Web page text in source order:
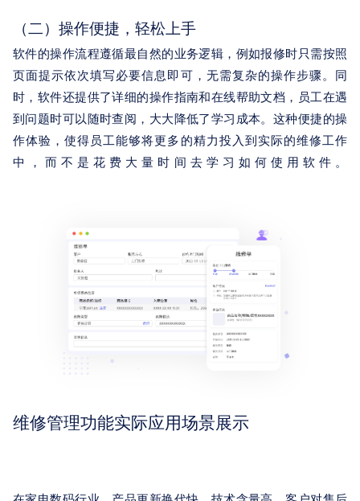
（二）操作便捷，轻松上手
软件的操作流程遵循最自然的业务逻辑，例如报修时只需按照
页面提示依次填写必要信息即可，无需复杂的操作步骤。同
时，软件还提供了详细的操作指南和在线帮助文档，员工在遇
到问题时可以随时查阅，大大降低了学习成本。这种便捷的操
作体验，使得员工能够将更多的精力投入到实际的维修工作
中，而不是花费大量时间去学习如何使用软件。
维修管理功能实际应用场景展示